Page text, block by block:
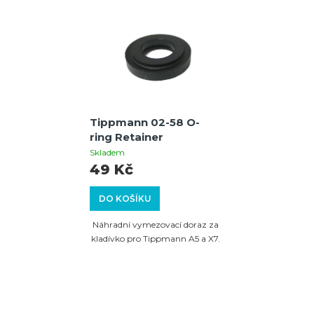
Tippmann 02-58 O-
ring Retainer
Skladem
DO KOŠÍKU
49 Kč
Náhradní vymezovací doraz za
kladívko pro Tippmann A5 a X7.